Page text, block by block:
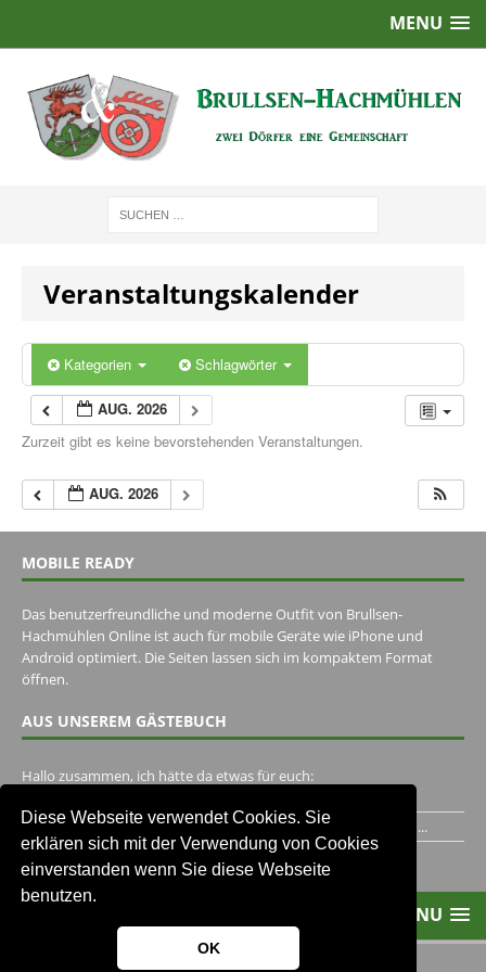
Diese Webseite verwendet Cookies. Sie
erklären sich mit der Verwendung von Cookies
einverstanden wenn Sie diese Webseite
benutzen.
OK
MENU
Veranstaltungskalender
Kategorien Schlagwörter
AUG. 2026
Zurzeit gibt es keine bevorstehenden Veranstaltungen.
AUG. 2026
MOBILE READY
Das benutzerfreundliche und moderne Outfit von Brullsen-
Hachmühlen Online ist auch für mobile Geräte wie iPhone und
Android optimiert. Die Seiten lassen sich im kompaktem Format
öffnen.
AUS UNSEREM GÄSTEBUCH
Hallo zusammen, ich hätte da etwas für euch:
Ich habe ein Jahr im Gasthaus Hugo Pape verbracht..Habe ihn...
Unser Gästebuch besuchen
MENU